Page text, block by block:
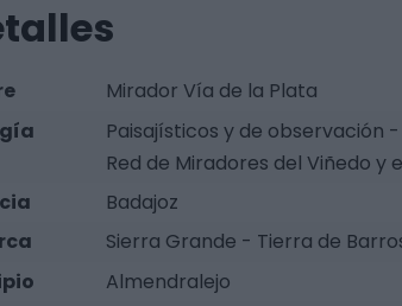
Mirador Vía de la Plata
Paisajísticos y de observación
Red de Miradores del Viñedo y
Badajoz
Sierra Grande - Tierra de
Almendralejo